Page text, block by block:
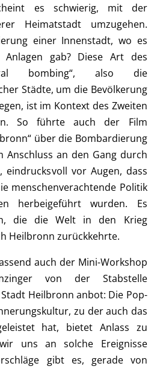
es schwierig, mit der
Heimatstadt umzugehen.
einer Innenstadt, wo es
Anlagen gab? Diese Art des
bombing“, also die
Städte, um die Bevölkerung
ist im Kontext des Zweiten
So führte auch der Film
über die Bombardierung
Anschluss an den Gang durch
eindrucksvoll vor Augen, dass
menschenverachtende Politik
herbeigeführt wurden. Es
die die Welt in den Krieg
Heilbronn zurückkehrte.
auch der Mini-Workshop
von der Stabstelle
Heilbronn anbot: Die Pop-
zu der auch das
hat, bietet Anlass zu
uns an solche Ereignisse
gibt es, gerade von